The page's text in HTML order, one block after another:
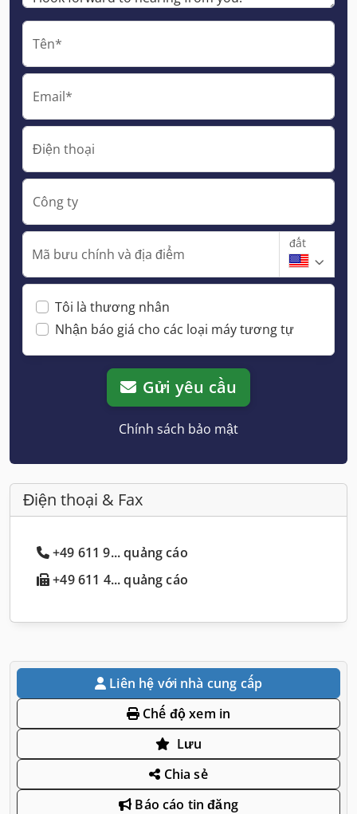
Tên*
Email*
Điện thoại
Công ty
Mã bưu chính và địa điểm
đất
Tôi là thương nhân
Nhận báo giá cho các loại máy tương tự
Gửi yêu cầu
Chính sách bảo mật
Điện thoại & Fax
+49 611 9... quảng cáo
+49 611 4... quảng cáo
Liên hệ với nhà cung cấp
Chế độ xem in
Lưu
Chia sẻ
Báo cáo tin đăng